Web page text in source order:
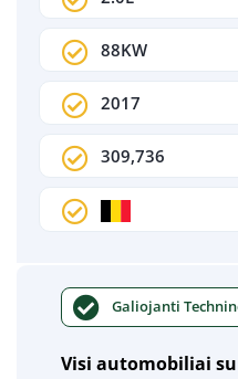
88KW
2017
309,736
Galiojanti
Visi automobiliai